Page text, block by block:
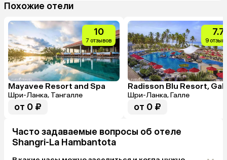
нам в
написать
быстро
вопросы. На
нас на
или в
магазин), та
ниже, чем у
Похожие отели
10
7 отзывов
Mayavee Resort and Spa
Шри-Ланка, Тангалле
от 0 ₽
7.7
9
Radisson Blu Resort,
Шри-Ланка, Галле
от 0 ₽
Часто задаваемые вопросы об отеле
Shangri-La Hambantota